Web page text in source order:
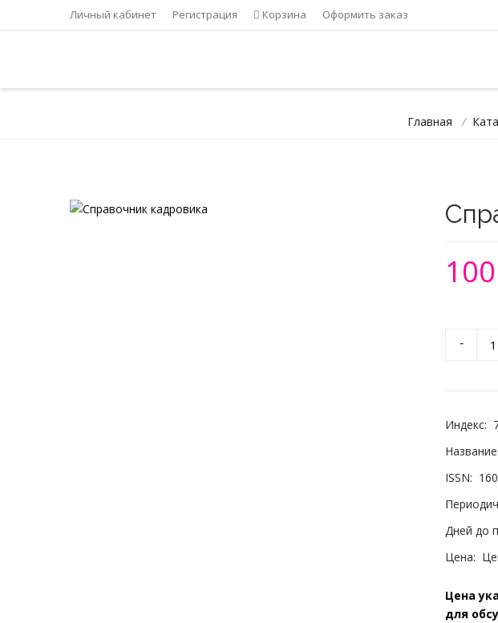
Личный кабинет Регистрация Корзина Оформить заказ
Главная /
-
Индекс:
Название:
ISSN:
Дней до
Цена:
Цена
для